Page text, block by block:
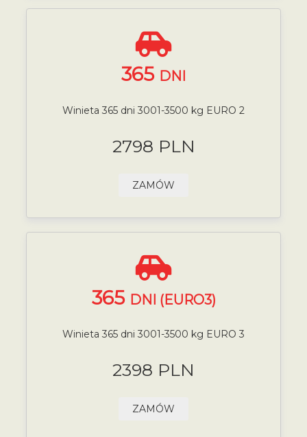
365 DNI
Winieta 365 dni 3001-3500 kg EURO 2
2798 PLN
ZAMÓW
365 DNI (EURO3)
Winieta 365 dni 3001-3500 kg EURO 3
2398 PLN
ZAMÓW